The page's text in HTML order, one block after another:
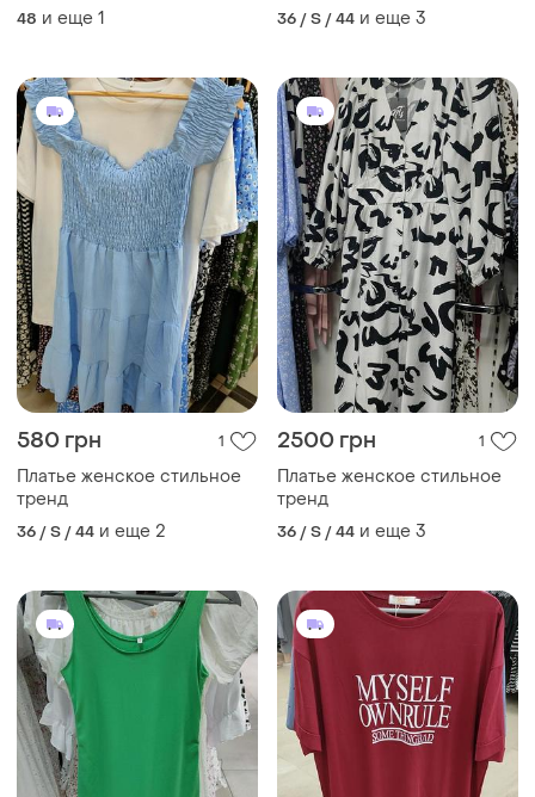
48 и еще 1 36 / S / 44 и еще 3
580 грн 1
Платье женское стильное
тренд
36 / S / 44 и еще 2
2500 грн 1
Платье женское стильное
тренд
36 / S / 44 и еще 3